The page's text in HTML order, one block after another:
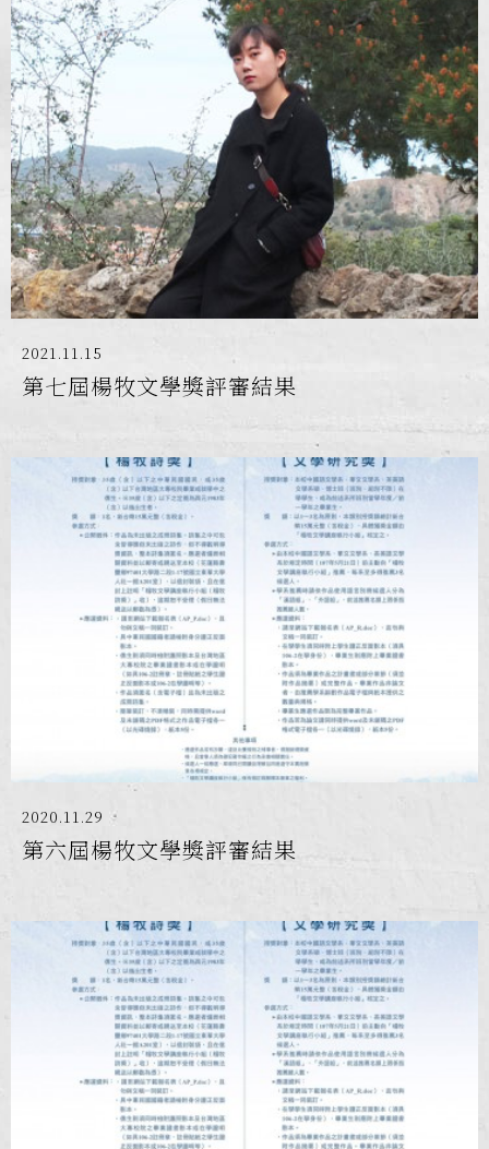
2021.11.15
第七屆楊牧文學獎評審結果
2020.11.29
第六屆楊牧文學獎評審結果